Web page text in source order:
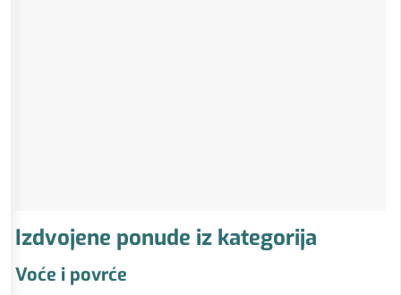
Izdvojene ponude iz kategorija
Voće i povrće